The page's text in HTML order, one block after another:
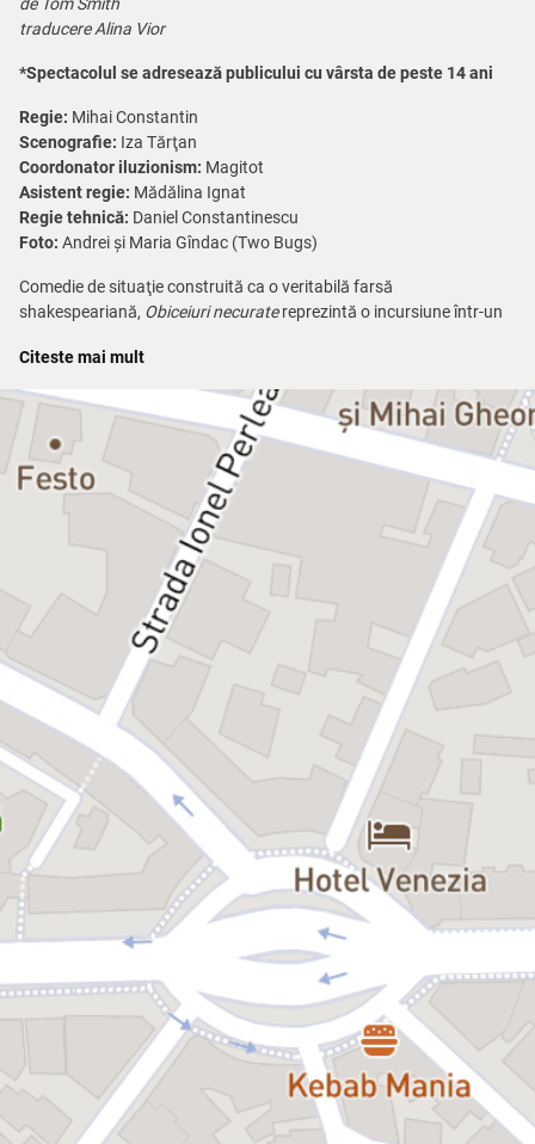
de Tom Smith
traducere Alina Vior
*Spectacolul se adresează publicului cu vârsta de peste 14 ani
Regie: Mihai Constantin
Scenografie: Iza Tărţan
Coordonator iluzionism: Magitot
Asistent regie: Mădălina Ignat
Regie tehnică: Daniel Constantinescu
Foto: Andrei și Maria Gîndac (Two Bugs)
Comedie de situaţie construită ca o veritabilă farsă
shakespeariană, Obiceiuri necuratereprezintă o incursiune într-un
împinse uneori până la limita absurdului creează o poveste care are
ca scop prezentarea şi demascarea ipocriziei clericale. Mizând pe
fascinaţia exercitată de către universul monahal asupra lumii
profane, textul se adresează unei palete cât mai largi de spectatori,
îndemnându-i să participe atât pe cei deschişi cât şi pe cei mai
sceptici. Piesa nu are conotaţii teologice, unicul său scop fiind acela
de a dezvălui latura profund umană a celor care se declară supuşi
Bisericii pentru tot restul vieţii, având ca finalitate un mesaj cald,
pozitiv, optimist şi nobil.
Distribuție:
Maria Veronica Vârlan (Sora Philamena)
Silvana Negruţiu (Sora Augusta)
Matei Constantin (George)
Victoria Dicu (Maica Stareţă)
Andrei Huţuleac (Paul)
Andreea Mateiu (Sally)
Ioana Anastasia Anton (Sora Mary Catherine)
Adrian Ciobanu (Părintele Chenille)
Citeste mai mult